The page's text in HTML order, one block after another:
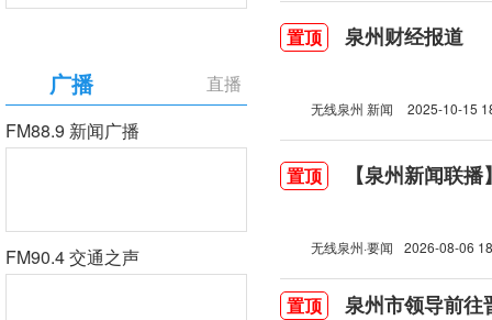
直播
广播
FM88.9 新闻广播
FM90.4 交通之声
置顶 泉州财经报道
无线泉州 新闻 2025-10-15
置顶 【泉州新闻联
无线泉州·要闻 2026-08-06
置顶 泉州市领导前往